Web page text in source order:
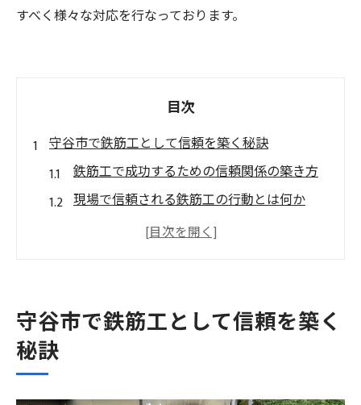
すべく様々な対応を行なっております。
目次
守谷市で鉄筋工として信頼を築く秘訣
鉄筋工で成功するための信頼関係の築き方
現場で信頼される鉄筋工の行動とは何か
守谷市で鉄筋工が評価される人間関係の特
信頼を集める鉄筋工のコミュニケーション
守谷市で鉄筋工として信頼を築く
秘訣